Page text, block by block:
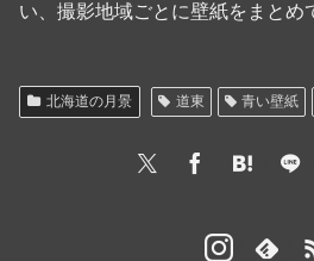
い、撮影地域ごとに壁紙をまとめ
北海道の月景 道東 青い壁紙